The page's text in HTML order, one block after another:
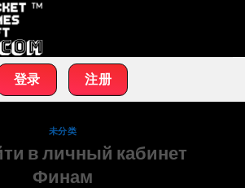
登录 注册
未分类
в личный кабинет
Финам